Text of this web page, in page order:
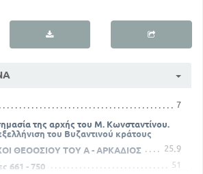
7
της αρχής του Μ. Κωνσταντίνου.
του Βυζαντινού κράτους
9
ΘΕΟΟΣΙΟΥ ΤΟΥ Α - ΑΡΚΑΔΙΟΣ
25
661 - 750
51